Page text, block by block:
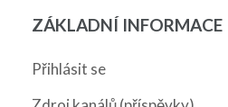
ZÁKLADNÍ INFORMACE
Přihlásit se